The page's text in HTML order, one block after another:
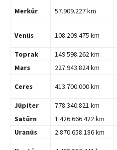
Merkür 57.909.227 km
Venüs 108.209.475 km
Toprak 149.598.262 km
Mars
227.943.824 km
Ceres 413.700.000 km
Jüpiter
778.340.821 km
Satürn
1.426.666.422 km
Uranüs
2.870.658.186 km